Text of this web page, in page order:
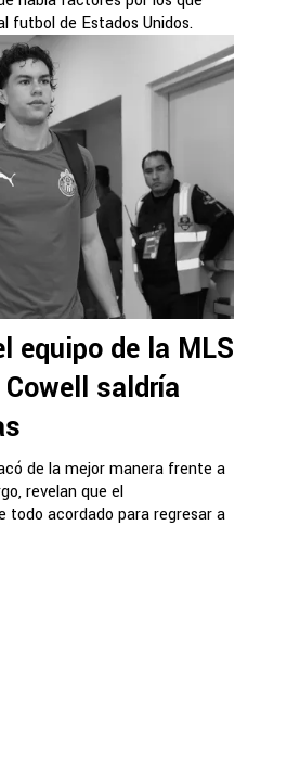
futbol de Estados Unidos.
equipo de la MLS
saldría
de la mejor manera frente a
revelan que el
todo acordado para regresar a